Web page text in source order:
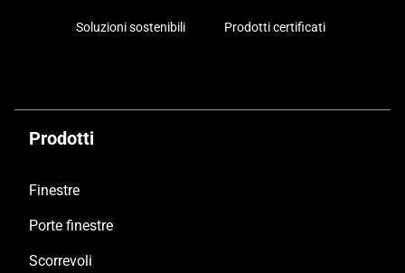
Soluzioni sostenibili Prodotti certificati
Prodotti
Finestre
Porte finestre
Scorrevoli